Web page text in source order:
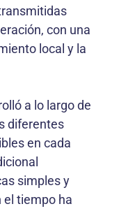
con una
local y la
a lo largo de
diferentes
en cada
simples y
tiempo ha